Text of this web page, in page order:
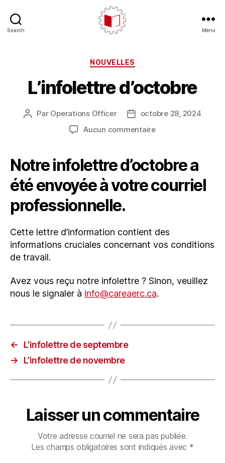
Search Menu
Catégories
NOUVELLES
L’infolettre d’octobre
Auteur
Par Operations Officer
Dateoctobre 28, 2024
Aucun commentairesur
Notre infolettre d’octobre a
été envoyée à votre courriel
professionnelle.
Cette lettre d’information contient des
informations cruciales concernant vos conditions
de travail.
Avez vous reçu notre infolettre ? Sinon, veuillez
nous le signaler à info@careaerc.ca.
←
L’infolettre de septembre
→
L’infolettre de novembre
Laisser un commentaire
Votre adresse courriel ne sera pas publiée.
Les champs obligatoires sont indiqués avec *